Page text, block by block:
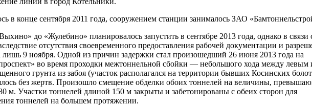
в конце сентября 2011 года, сооружением станции занималось ЗАО
до «Жулебино» планировалось запустить в сентябре 2013 года, однако в связи
отсутствия своевременного предоставления рабочей документации и
лишь 9 ноября. Одной из причин задержки стал произошедший 26 июня 2013 года на
во время проходки межтоннельной сбойки — небольшого хода между левым
грунта из забоя (участок располагался на территории бывших Косинских
без жертв. Произошло смещение обделки обоих тоннелей на величины,
м. Участки тоннелей длиной 150 м закрыты и забетонированы с обеих сторон для
тоннелей на большем протяжении.